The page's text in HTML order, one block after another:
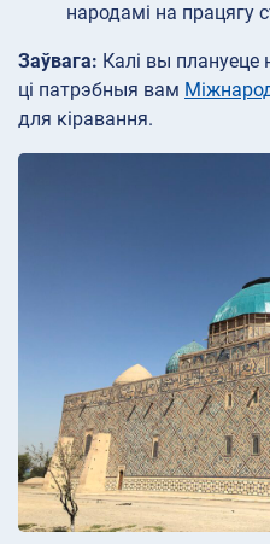
народамі на працягу
Заўвага: Калі вы плануеце
ці патрэбныя вам
для кіравання.